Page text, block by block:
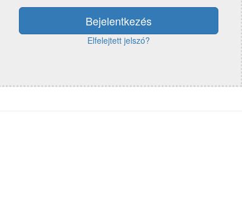
Bejelentkezés
Elfelejtett jelszó?